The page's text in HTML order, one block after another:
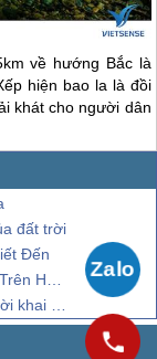
về hướng Bắc là
hiện bao la là đồi
khát cho người dân
đất trời
Đến
Sơ
hoang